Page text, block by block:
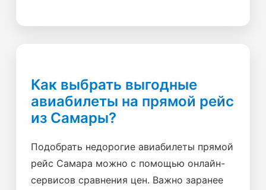
Как выбрать выгодные
авиабилеты на прямой рейс
из Самары?
Подобрать недорогие авиабилеты прямой
рейс Самара можно с помощью онлайн-
сервисов сравнения цен. Важно заранее